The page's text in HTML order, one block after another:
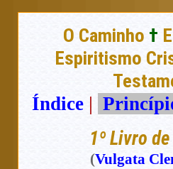
O Caminho †
Espiritismo
Índice |
1º Livro
(Vulgata